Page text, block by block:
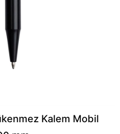
Kalem Mobil